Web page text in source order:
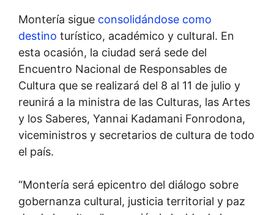
Montería sigue consolidándose como
destino turístico, académico y cultural. En
esta ocasión, la ciudad será sede del
Encuentro Nacional de Responsables de
Cultura que se realizará del 8 al 11 de julio y
reunirá a la ministra de las Culturas, las Artes
y los Saberes, Yannai Kadamani Fonrodona,
viceministros y secretarios de cultura de todo
el país.
“Montería será epicentro del diálogo sobre
gobernanza cultural, justicia territorial y paz